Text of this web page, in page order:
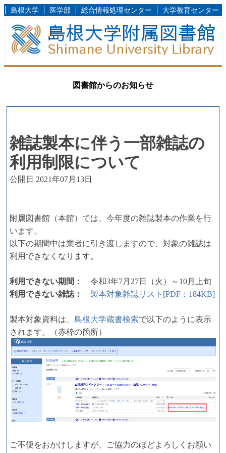
島根大学 医学部 総合情報処理センター 大学教育センター
図書館からのお知らせ
雑誌製本に伴う一部雑誌の
利用制限について
公開日 2021年07月13日
附属図書館（本館）では、今年度の雑誌製本の作業を行
います。
以下の期間中は業者に引き渡しますので、対象の雑誌は
利用できなくなります。
利用できない期間：
令和3年7月27日（火）～10月上旬
利用できない雑誌：
製本対象雑誌リスト[PDF：184KB]
製本対象資料は、 島根大学蔵書検索で以下のように表示
されます。（赤枠の箇所）
ご不便をおかけしますが、ご協力のほどよろしくお願い